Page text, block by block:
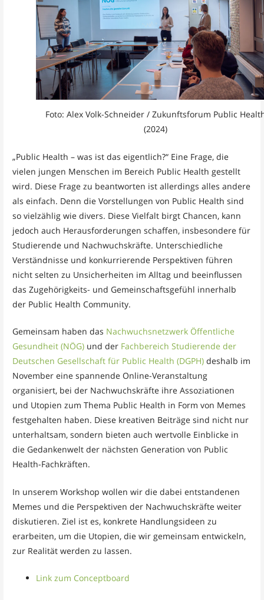
Foto: Alex Volk-Schneider / Zukunftsforum Public
(2024)
„Public Health – was ist das eigentlich?“ Eine Frage, die
vielen jungen Menschen im Bereich Public Health gestellt
wird. Diese Frage zu beantworten ist allerdings alles andere
als einfach. Denn die Vorstellungen von Public Health sind
so vielzählig wie divers. Diese Vielfalt birgt Chancen, kann
jedoch auch Herausforderungen schaffen, insbesondere für
Studierende und Nachwuchskräfte. Unterschiedliche
Verständnisse und konkurrierende Perspektiven führen
nicht selten zu Unsicherheiten im Alltag und beeinflussen
das Zugehörigkeits- und Gemeinschaftsgefühl innerhalb
der Public Health Community.
Gemeinsam haben das Nachwuchsnetzwerk Öffentliche
Gesundheit (NÖG)und der Fachbereich Studierende der
Deutschen Gesellschaft für Public Health (DGPH)deshalb im
November eine spannende Online-Veranstaltung
organisiert, bei der Nachwuchskräfte ihre Assoziationen
und Utopien zum Thema Public Health in Form von Memes
festgehalten haben. Diese kreativen Beiträge sind nicht nur
unterhaltsam, sondern bieten auch wertvolle Einblicke in
die Gedankenwelt der nächsten Generation von Public
Health-Fachkräften.
In unserem Workshop wollen wir die dabei entstandenen
Memes und die Perspektiven der Nachwuchskräfte weiter
diskutieren. Ziel ist es, konkrete Handlungsideen zu
erarbeiten, um die Utopien, die wir gemeinsam entwickeln,
zur Realität werden zu lassen.
Link zum Conceptboard